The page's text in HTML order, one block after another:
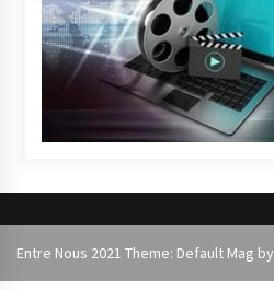
Entre Nous 2021 Theme: Default Mag by